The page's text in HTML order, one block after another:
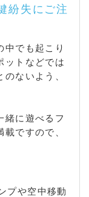
紛失にご注
中でも起こり
ットなどでは
ないよう、
緒に遊べるフ
ですので、
プや空中移動